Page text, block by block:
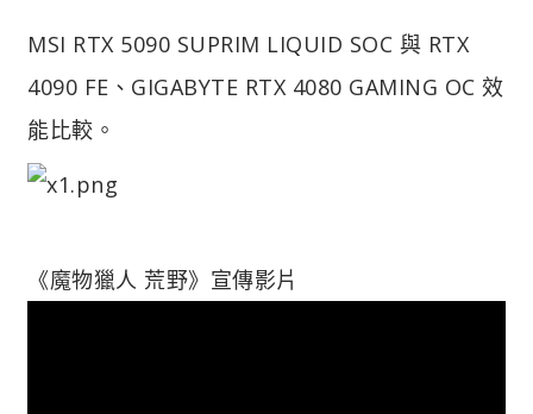
MSI RTX 5090 SUPRIM LIQUID SOC 與 RTX
4090 FE、GIGABYTE RTX 4080 GAMING OC 效
能比較。
《魔物獵人 荒野》宣傳影片